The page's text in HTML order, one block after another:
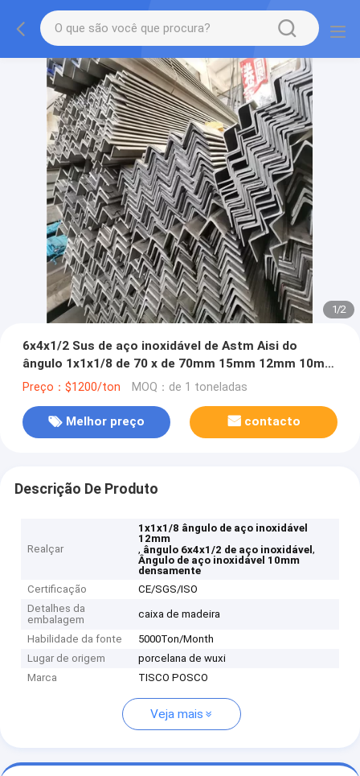
1/2
6x4x1/2 Sus de aço inoxidável de Astm Aisi do
ângulo 1x1x1/8 de 70 x de 70mm 15mm 12mm 10mm
densamente
Preço：$1200/ton MOQ：de 1 toneladas
Melhor preço contacto
Descrição De Produto
Realçar
1x1x1/8 ângulo de aço inoxidável
12mm
, ângulo 6x4x1/2 de aço inoxidável,
Ângulo de aço inoxidável 10mm
densamente
Certificação
CE/SGS/ISO
Detalhes da
embalagem
caixa de madeira
Habilidade da fonte
5000Ton/Month
Lugar de origem
porcelana de wuxi
Marca
TISCO POSCO
Veja mais